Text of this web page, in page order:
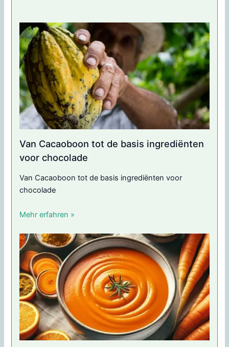
Van Cacaoboon tot de basis ingrediënten
voor chocolade
Van Cacaoboon tot de basis ingrediënten voor
chocolade
Mehr erfahren »